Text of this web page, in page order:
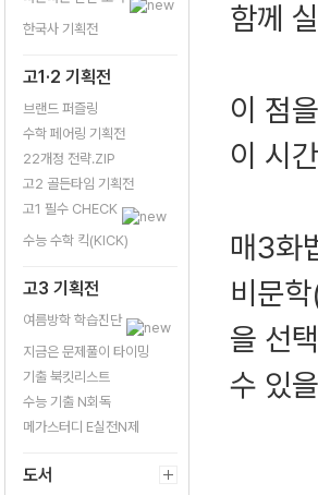
한국사 기획전
고1·2 기획전
브랜드 퍼즐링
수학 페어링 기획전
22개정 전략.ZIP
고2 골든타임 기획전
고1 필수 CHECK
수능 수학 킥(KICK)
고3 기획전
여름방학 학습진단
지금은 문제풀이 타이밍
기출 북킷리스트
수능 기출 N회독
메가스터디 E실전N제
도서
함께
이 점
이 시
매3화
비문
을 선
수 있